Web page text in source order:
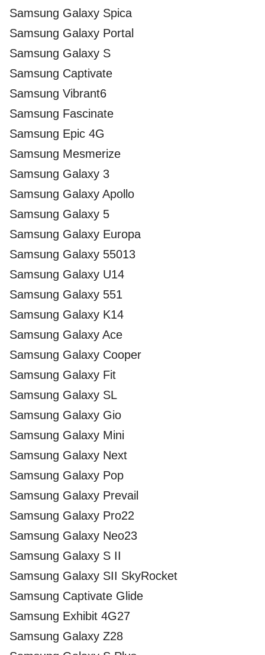
Samsung Galaxy Spica
Samsung Galaxy Portal
Samsung Galaxy S
Samsung Captivate
Samsung Vibrant6
Samsung Fascinate
Samsung Epic 4G
Samsung Mesmerize
Samsung Galaxy 3
Samsung Galaxy Apollo
Samsung Galaxy 5
Samsung Galaxy Europa
Samsung Galaxy 55013
Samsung Galaxy U14
Samsung Galaxy 551
Samsung Galaxy K14
Samsung Galaxy Ace
Samsung Galaxy Cooper
Samsung Galaxy Fit
Samsung Galaxy SL
Samsung Galaxy Gio
Samsung Galaxy Mini
Samsung Galaxy Next
Samsung Galaxy Pop
Samsung Galaxy Prevail
Samsung Galaxy Pro22
Samsung Galaxy Neo23
Samsung Galaxy S II
Samsung Galaxy SII SkyRocket
Samsung Captivate Glide
Samsung Exhibit 4G27
Samsung Galaxy Z28